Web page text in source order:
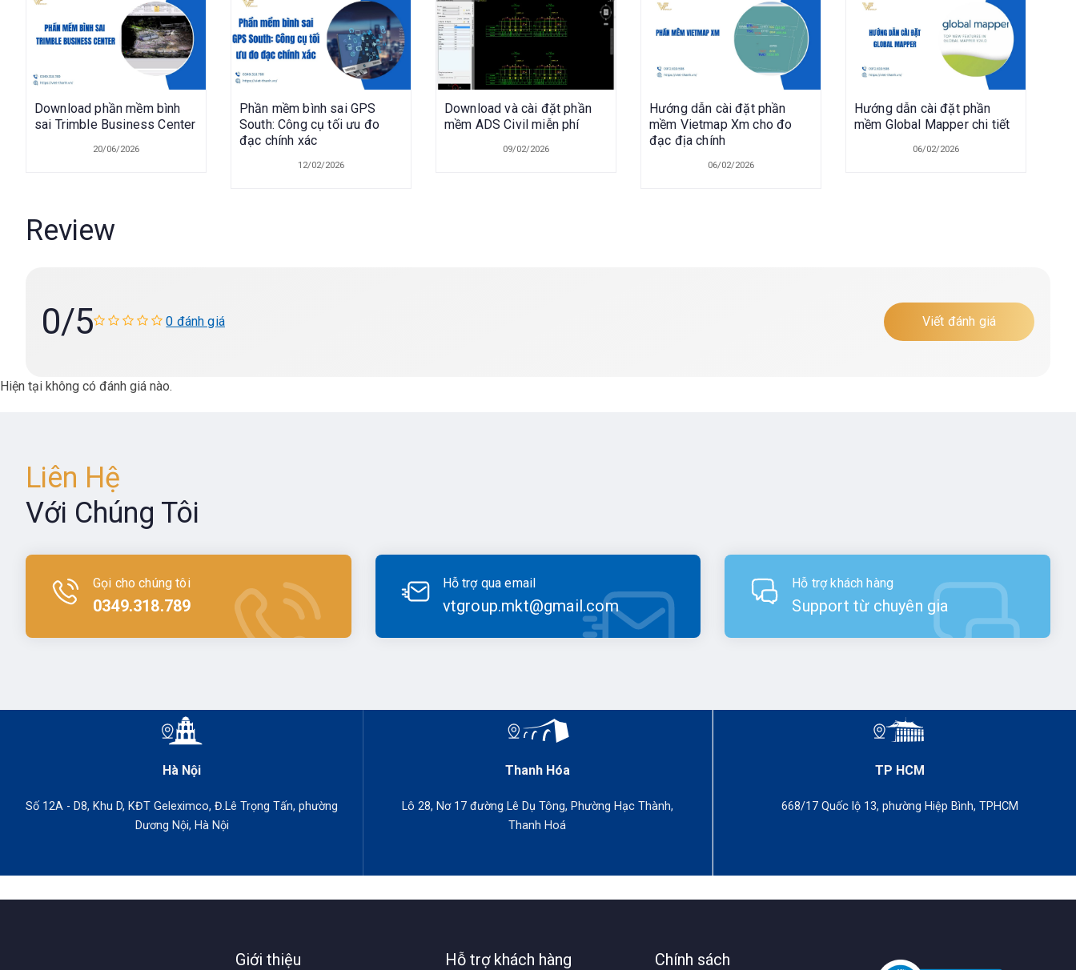
Download phần mềm bình
sai Trimble Business Center
20/06/2026
Phần mềm bình sai GPS
South: Công cụ tối ưu đo
đạc chính xác
12/02/2026
Download và cài đặt phần
mềm ADS Civil miễn phí
09/02/2026
Hướng dẫn cài đặt phần
mềm Vietmap Xm cho đo
đạc địa chính
06/02/2026
Hướng dẫn cài đặt phần
mềm Global Mapper chi tiết
06/02/2026
Review
0/5 0 đánh giá Viết đánh giá
Hiện tại không có đánh giá nào.
Liên Hệ
Với Chúng Tôi
Gọi cho chúng tôi
0349.318.789
Hỗ trợ qua email
vtgroup.mkt@gmail.com
Hỗ trợ khách hàng
Support từ chuyên gia
Hà Nội
Số 12A - D8, Khu D, KĐT Geleximco, Đ.Lê Trọng Tấn, phường
Dương Nội, Hà Nội
Thanh Hóa
Lô 28, Nơ 17 đường Lê Dụ Tông, Phường Hạc Thành,
Thanh Hoá
TP HCM
668/17 Quốc lộ 13, phường Hiệp Bình, TPHCM
Giới thiệu Hỗ trợ khách hàng Chính sách